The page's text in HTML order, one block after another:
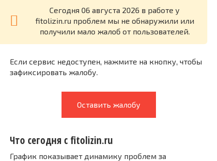
Cегодня 06 августа 2026 в работе у
fitolizin.ru проблем мы не обнаружили или
получили мало жалоб от пользователей.
Если сервис недоступен, нажмите на кнопку, чтобы
зафиксировать жалобу.
Оставить жалобу
Что сегодня с fitolizin.ru
График показывает динамику проблем за